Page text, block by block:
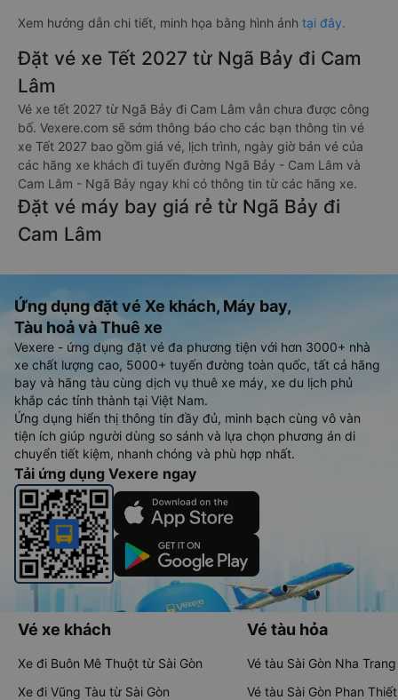
Xem hướng dẫn chi tiết, minh họa bằng hình ảnh tại đây.
Đặt vé xe Tết 2027 từ Ngã Bảy đi Cam
Lâm
Vé xe tết 2027 từ Ngã Bảy đi Cam Lâm vẫn chưa được công
bố. Vexere.com sẽ sớm thông báo cho các bạn thông tin vé
xe Tết 2027 bao gồm giá vé, lịch trình, ngày giờ bán vé của
các hãng xe khách đi tuyến đường Ngã Bảy - Cam Lâm và
Cam Lâm - Ngã Bảy ngay khi có thông tin từ các hãng xe.
Đặt vé máy bay giá rẻ từ Ngã Bảy đi
Cam Lâm
Ứng dụng đặt vé Xe khách, Máy bay,
Tàu hoả và Thuê xe
Vexere - ứng dụng đặt vé đa phương tiện với hơn 3000+ nhà
xe chất lượng cao, 5000+ tuyến đường toàn quốc, tất cả hãng
bay và hãng tàu cùng dịch vụ thuê xe máy, xe du lịch phủ
khắp các tỉnh thành tại Việt Nam.
Ứng dụng hiển thị thông tin đầy đủ, minh bạch cùng vô vàn
tiện ích giúp người dùng so sánh và lựa chọn phương án di
chuyển tiết kiệm, nhanh chóng và phù hợp nhất.
Tải ứng dụng Vexere ngay
Vé xe khách
Xe đi Buôn Mê Thuột từ Sài Gòn
Xe đi Vũng Tàu từ Sài Gòn
Vé tàu hỏa
Vé tàu Sài Gòn Nha Trang
Vé tàu Sài Gòn Phan Thiết